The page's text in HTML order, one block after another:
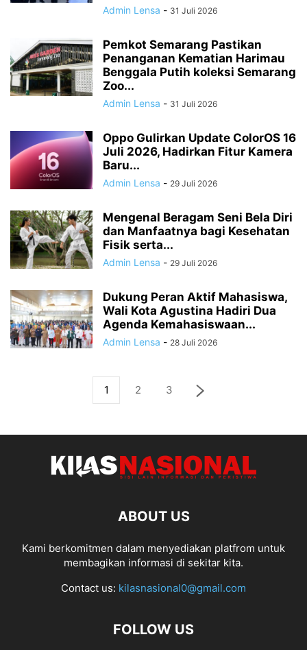
Admin Lensa - 31 Juli 2026
Pemkot Semarang Pastikan
Penanganan Kematian Harimau
Benggala Putih koleksi Semarang
Zoo...
Admin Lensa - 31 Juli 2026
Oppo Gulirkan Update ColorOS 16
Juli 2026, Hadirkan Fitur Kamera
Baru...
Admin Lensa - 29 Juli 2026
Mengenal Beragam Seni Bela Diri
dan Manfaatnya bagi Kesehatan
Fisik serta...
Admin Lensa - 29 Juli 2026
Dukung Peran Aktif Mahasiswa,
Wali Kota Agustina Hadiri Dua
Agenda Kemahasiswaan...
Admin Lensa - 28 Juli 2026
1 2 3
ABOUT US
Kami berkomitmen dalam menyediakan platfrom untuk
membagikan informasi di sekitar kita.
Contact us: kilasnasional0@gmail.com
FOLLOW US